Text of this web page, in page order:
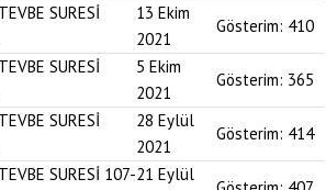
SURESİ
13 Ekim
2021
Gösterim: 410
SURESİ
5 Ekim
2021
Gösterim: 365
SURESİ
28 Eylül
2021
Gösterim: 414
SURESİ 107-21 Eylül